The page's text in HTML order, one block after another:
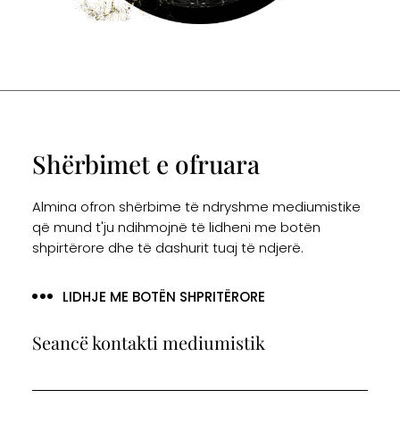
Shërbimet e ofruara
Almina ofron shërbime të ndryshme mediumistike
që mund t'ju ndihmojnë të lidheni me botën
shpirtërore dhe të dashurit tuaj të ndjerë.
LIDHJE ME BOTËN SHPRITËRORE
Seancë kontakti mediumistik